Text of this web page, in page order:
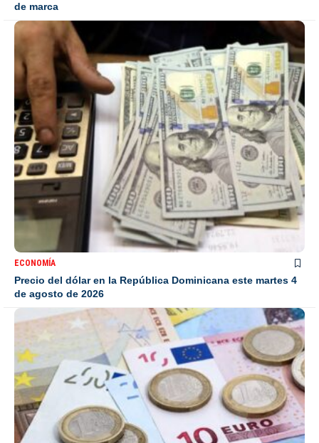
de marca
ECONOMÍA
Precio del dólar en la República Dominicana este martes 4
de agosto de 2026